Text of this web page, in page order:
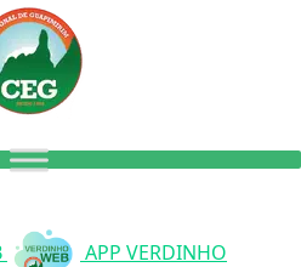
APP VERDINHO